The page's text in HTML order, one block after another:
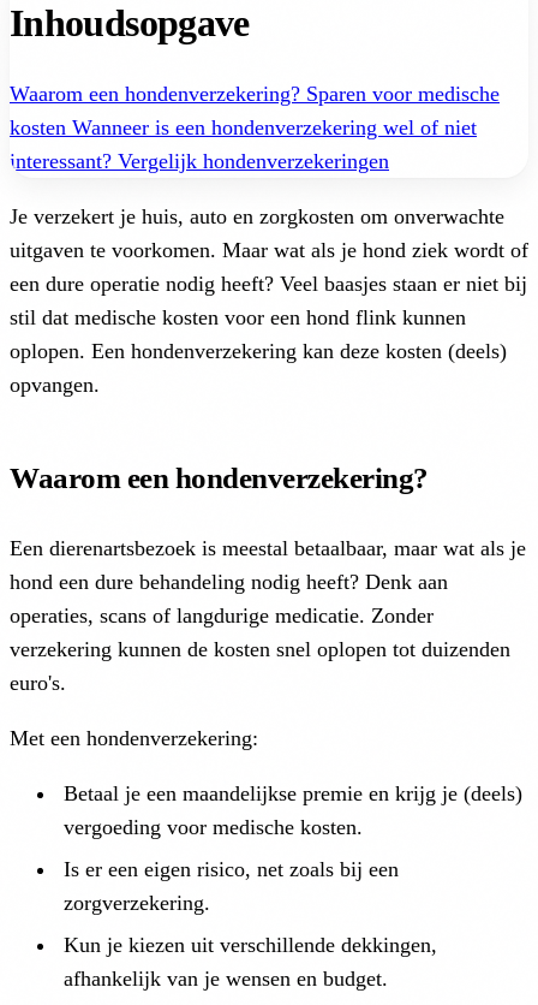
Inhoudsopgave
Waarom een hondenverzekering? Sparen voor medische
kosten Wanneer is een hondenverzekering wel of niet
interessant? Vergelijk hondenverzekeringen
Je verzekert je huis, auto en zorgkosten om onverwachte
uitgaven te voorkomen. Maar wat als je hond ziek wordt of
een dure operatie nodig heeft? Veel baasjes staan er niet bij
stil dat medische kosten voor een hond flink kunnen
oplopen. Een hondenverzekering kan deze kosten (deels)
opvangen.
Waarom een hondenverzekering?
Een dierenartsbezoek is meestal betaalbaar, maar wat als je
hond een dure behandeling nodig heeft? Denk aan
operaties, scans of langdurige medicatie. Zonder
verzekering kunnen de kosten snel oplopen tot duizenden
euro's.
Met een hondenverzekering:
Betaal je een maandelijkse premie en krijg je (deels)
vergoeding voor medische kosten.
Is er een eigen risico, net zoals bij een
zorgverzekering.
Kun je kiezen uit verschillende dekkingen,
afhankelijk van je wensen en budget.